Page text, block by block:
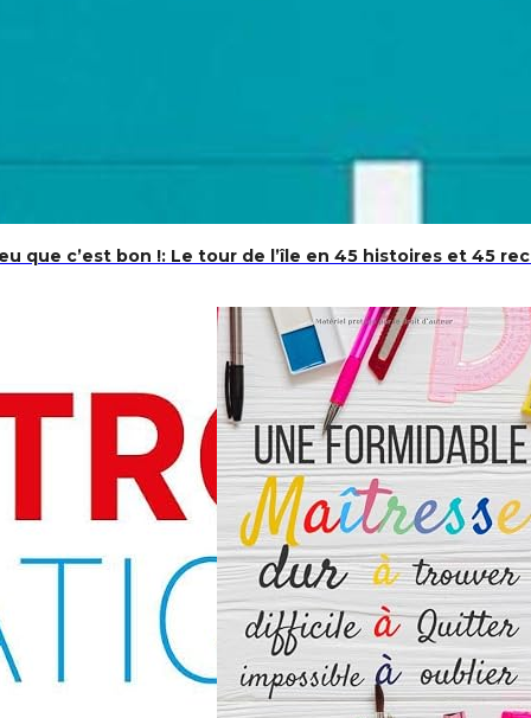
que c’est bon !: Le tour de l’île en 45 histoires et 45